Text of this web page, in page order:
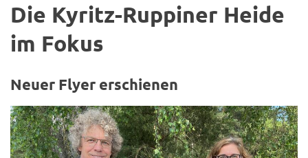
Die Kyritz-​Ruppiner Heide
im Fokus
Neuer Flyer er­schie­nen